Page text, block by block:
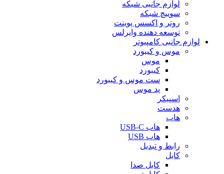
لوازم جانبی شبکه
سوییچ شبکه
روتر و اکسس پوینت
توسعه دهنده وایرلس
لوازم جانبی کامپیوتر
موس و کیبورد
موس
کیبورد
ست موس و کیبورد
پد موس
اسپیکر
هدست
هاب
هاب USB-C
هاب USB
رابط و تبدیل
کابل
کابل صدا